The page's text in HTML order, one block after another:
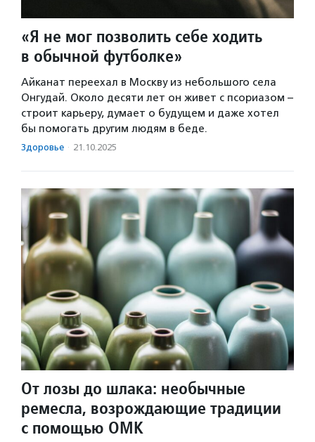
«Я не мог позволить себе ходить
в обычной футболке»
Айканат переехал в Москву из небольшого села
Онгудай. Около десяти лет он живет с псориазом –
строит карьеру, думает о будущем и даже хотел
бы помогать другим людям в беде.
Здоровье · 21.10.2025
От лозы до шлака: необычные
ремесла, возрождающие традиции
с помощью ОМК